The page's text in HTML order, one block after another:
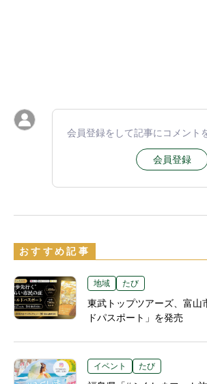
会員登録をして記事にコメント
会員登録
おすすめ記事
地域 たび
東武トップツアーズ、富山
ドパスポート」を発売
イベント たび